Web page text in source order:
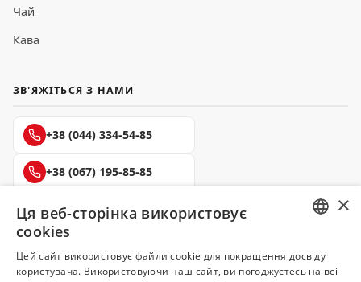
Чай
Кава
ЗВ'ЯЖІТЬСЯ З НАМИ
+38 (044) 334-54-85
+38 (067) 195-85-85
+38 (050) 145-85-45
UKRAINIAN
×
Ця веб-сторінка використовує
cookies
Цей сайт використовує файли cookie для покращення досвіду
користувача. Використовуючи наш сайт, ви погоджуєтесь на всі